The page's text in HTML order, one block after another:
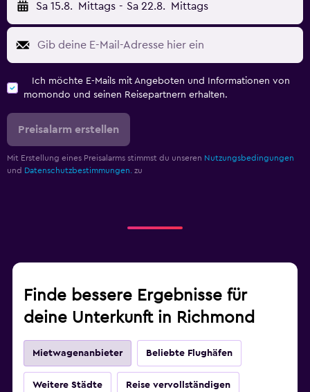
Sa 15.8. Mittags - Sa 22.8. Mittags
Ich möchte E-Mails mit Angeboten und Informationen von
momondo und seinen Reisepartnern erhalten.
Preisalarm erstellen
Mit Erstellung eines Preisalarms stimmst du unseren Nutzungsbedingungen
und Datenschutzbestimmungen. zu
Finde bessere Ergebnisse für
deine Unterkunft in Richmond
Mietwagenanbieter Beliebte Flughäfen
Weitere Städte Reise vervollständigen